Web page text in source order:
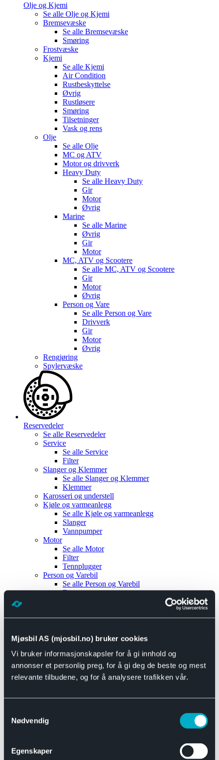
Mjøsbil AS (mjosbil.no) bruker cookies
Vi bruker informasjonskapsler for å gi innhold og
annonser et personlig preg, for å gi deg de beste og mest
relevante tilbudene, og for å analysere trafikken vår.
Nødvendig
Egenskaper
Olje og Kjemi
Se alle Olje og Kjemi
Bremsevæske
Se alle Bremsevæske
Smøring
Frostvæske
Kjemi
Se alle Kjemi
Air Condition
Rustbeskyttelse
Øvrig
Rustløsere
Smøring
Tilsetninger
Vask og rens
Olje
Se alle Olje
MC og ATV
Motor og drivverk
Heavy Duty
Se alle Heavy Duty
Gir
Motor
Øvrig
Marine
Se alle Marine
Øvrig
Gir
Motor
MC, ATV og Scootere
Se alle MC, ATV og Scootere
Gir
Motor
Øvrig
Person og Vare
Se alle Person og Vare
Drivverk
Gir
Motor
Øvrig
Rengjøring
Spylervæske
Reservedeler
Se alle Reservedeler
Service
Se alle Service
Filter
Slanger og Klemmer
Se alle Slanger og Klemmer
Klemmer
Karosseri og understell
Kjøle og varmeanlegg
Se alle Kjøle og varmeanlegg
Slanger
Vannpumper
Motor
Se alle Motor
Filter
Tennplugger
Person og Varebil
Se alle Person og Varebil
Brems
Motor og drivverk
Se alle Universal
Bremsedeler
Se alle Bremsedeler
Bremsenippler
Drivline og motor
Se alle Drivline og motor
Eksosanlegg